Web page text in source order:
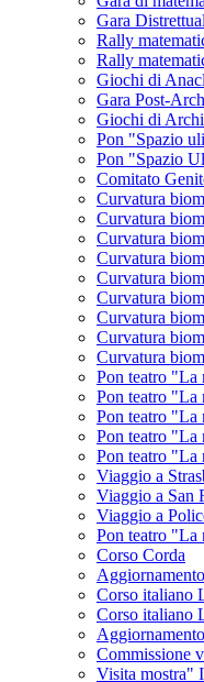
Gara
Rally
Rally
Giochi di
Gara Post-
Giochi di
Pon "Spazio
Pon "Spazio
Comitato
Curvatura
Curvatura
Curvatura
Curvatura
Curvatura
Curvatura
Curvatura
Curvatura
Curvatura
Pon teatro "La
Pon teatro "La
Pon teatro "La
Pon teatro "La
Pon teatro "La
Viaggio a
Viaggio a San
Viaggio a
Pon teatro "La
Corso Corda
Corso italiano
Corso italiano
Commissione
Visita mostra"